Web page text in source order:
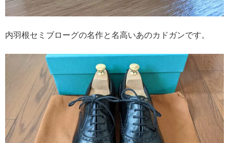
内羽根セミブローグの名作と名高いあのカドガンです。